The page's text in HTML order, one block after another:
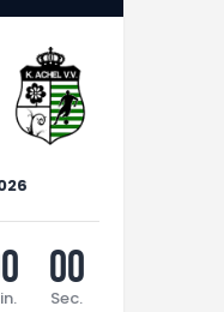
00
Sec.